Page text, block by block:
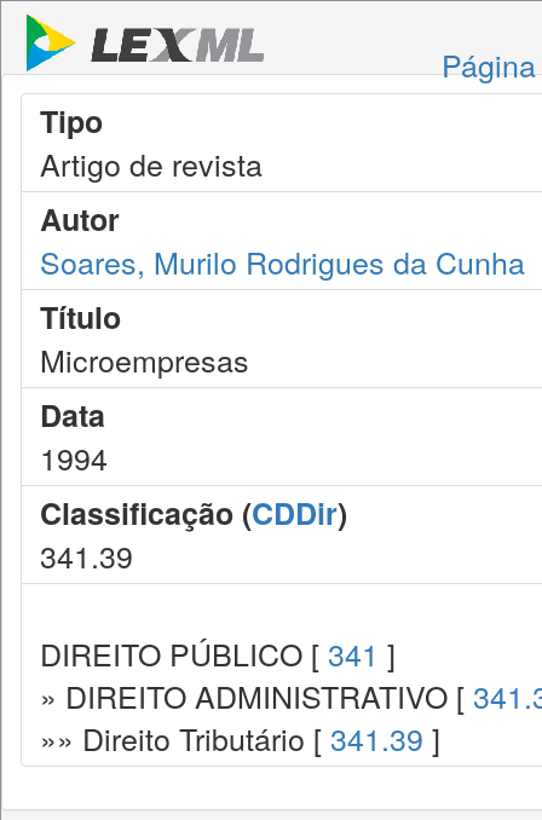
Tipo
Artigo de revista
Autor
Soares, Murilo Rodrigues da Cunha
Título
Microempresas
Data
1994
Classificação (CDDir)
341.39
DIREITO PÚBLICO [ 341 ]
» DIREITO ADMINISTRATIVO [
»» Direito Tributário [ 341.39 ]